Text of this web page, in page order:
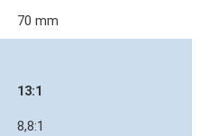
70 mm
13:1
8,8:1